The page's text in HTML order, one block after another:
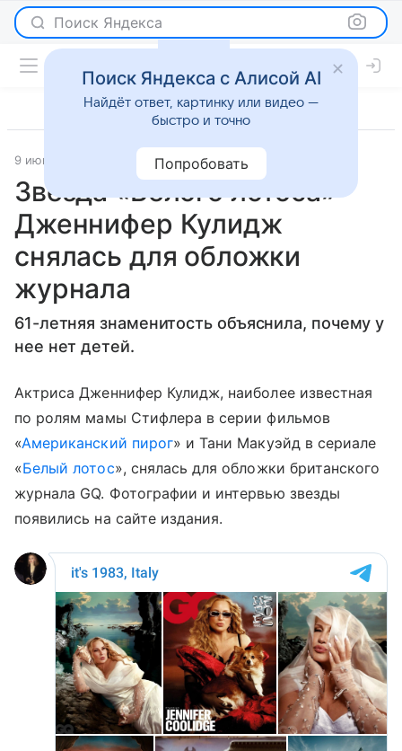
Поиск Яндекса
9 июня 2023 Светская жизнь
Звезда «Белого лотоса»
Дженнифер Кулидж
снялась для обложки
журнала
61-летняя знаменитость объяснила, почему у
нее нет детей.
Актриса Дженнифер Кулидж, наиболее известная
по ролям мамы Стифлера в серии фильмов
«Американский пирог» и Тани Макуэйд в сериале
«Белый лотос», снялась для обложки британского
журнала GQ. Фотографии и интервью звезды
появились на сайте издания.
Поиск Яндекса с Алисой AI
Найдёт ответ, картинку или видео —
быстро и точно
Попробовать